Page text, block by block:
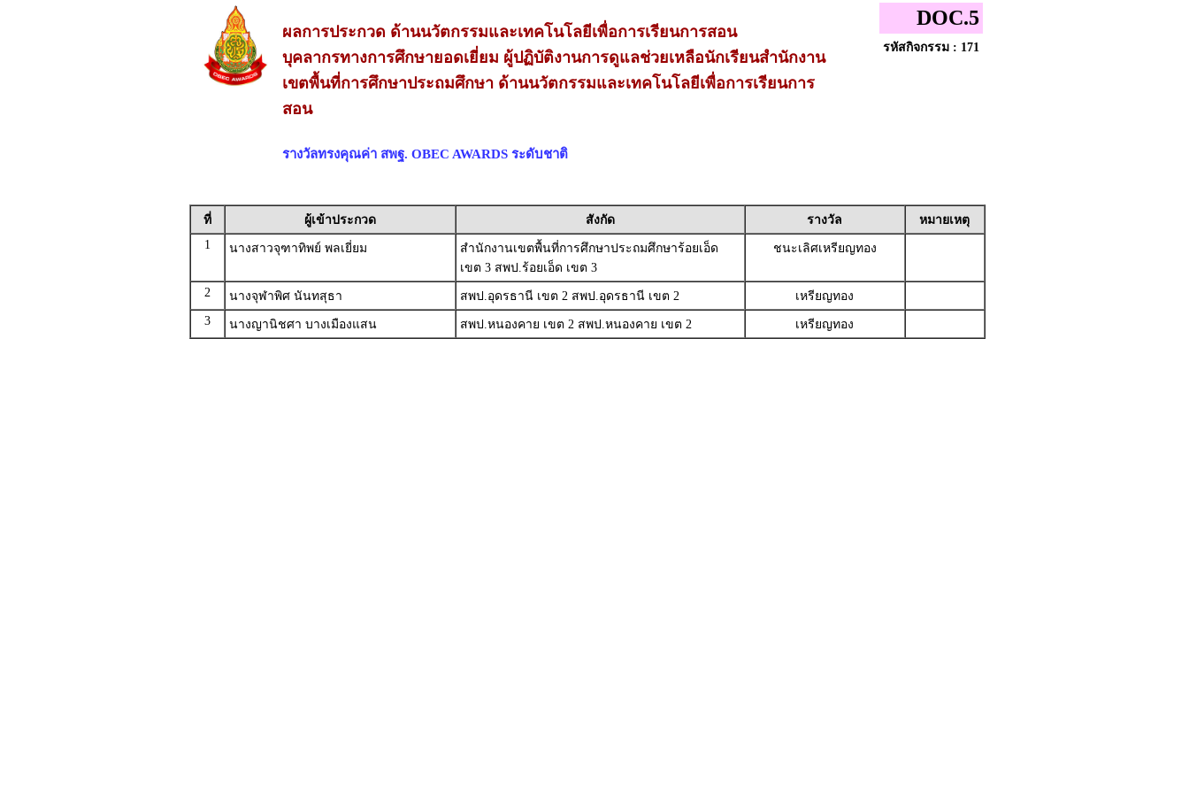
ผลการประกวด ด้านนวัตกรรมและเทคโนโลยีเพื่อการเรียนการสอน
บุคลากรทางการศึกษายอดเยี่ยม ผู้ปฏิบัติงานการดูแลช่วยเหลือนักเรียนสำนักงาน
เขตพื้นที่การศึกษาประถมศึกษา ด้านนวัตกรรมและเทคโนโลยีเพื่อการเรียนการ
สอน
รางวัลทรงคุณค่า สพฐ. OBEC AWARDS ระดับชาติ
DOC.5
รหัสกิจกรรม : 171
ที่ ผู้เข้าประกวด สังกัด รางวัล
หมายเหตุ
1
นางสาวจุฑาทิพย์ พลเยี่ยม
สำนักงานเขตพื้นที่การศึกษาประถมศึกษาร้อยเอ็ด
เขต 3 สพป.ร้อยเอ็ด เขต 3
ชนะเลิศเหรียญทอง
2 นางจุฬาพิศ นันทสุธา สพป.อุดรธานี เขต 2 สพป.อุดรธานี เขต 2
เหรียญทอง
3
นางญานิชศา บางเมืองแสน สพป.หนองคาย เขต 2 สพป.หนองคาย เขต 2 เหรียญทอง